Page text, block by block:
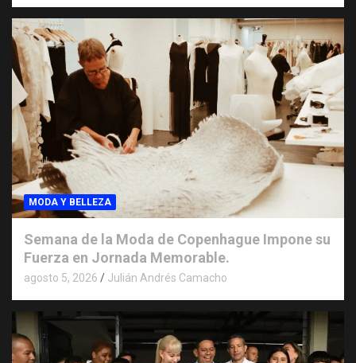
MODA Y BELLEZA
Semana de la Moda de Copenhague Impone su
Fuerza en Jornada Memorable.
agosto 5, 2026 Julián Andrés Camacho